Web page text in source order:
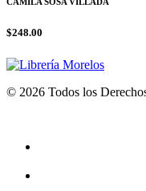
$248.00
© 2026 Todos los